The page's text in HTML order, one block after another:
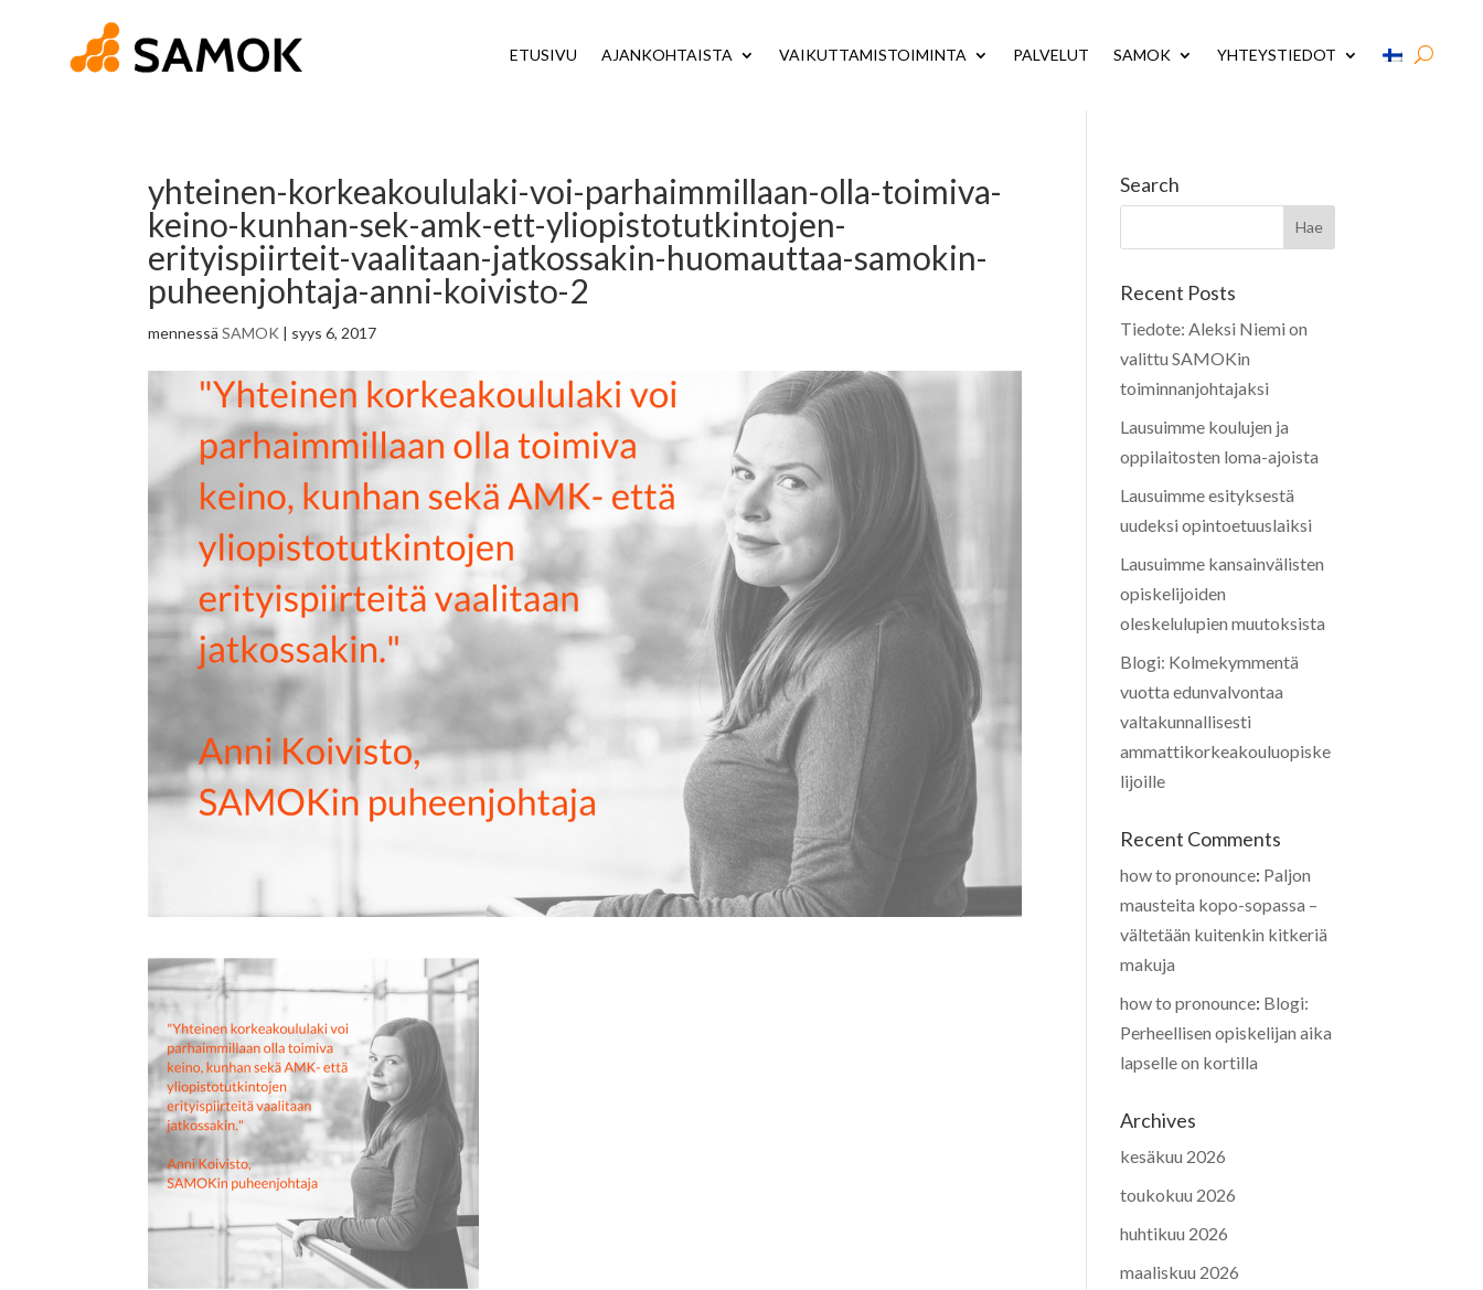
ETUSIVU AJANKOHTAISTA VAIKUTTAMISTOIMINTA PALVELUT SAMOK YHTEYSTIEDOT
yhteinen-korkeakoululaki-voi-parhaimmillaan-olla-toimiva-
keino-kunhan-sek-amk-ett-yliopistotutkintojen-
erityispiirteit-vaalitaan-jatkossakin-huomauttaa-samokin-
puheenjohtaja-anni-koivisto-2
mennessäSAMOK | syys 6, 2017
Search
Recent Posts
Tiedote: Aleksi Niemi on
valittu SAMOKin
toiminnanjohtajaksi
Lausuimme koulujen ja
oppilaitosten loma-ajoista
Lausuimme esityksestä
uudeksi opintoetuuslaiksi
Lausuimme kansainvälisten
opiskelijoiden
oleskelulupien muutoksista
Blogi: Kolmekymmentä
vuotta edunvalvontaa
valtakunnallisesti
ammattikorkeakouluopiske
lijoille
Recent Comments
how to pronounce: Paljon
mausteita kopo-sopassa –
vältetään kuitenkin kitkeriä
makuja
how to pronounce: Blogi:
Perheellisen opiskelijan aika
lapselle on kortilla
Archives
kesäkuu 2026
toukokuu 2026
huhtikuu 2026
maaliskuu 2026